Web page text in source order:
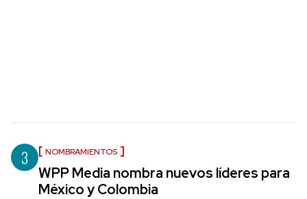
3 NOMBRAMIENTOS
WPP Media nombra nuevos líderes para
México y Colombia